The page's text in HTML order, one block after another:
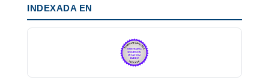
INDEXADA EN